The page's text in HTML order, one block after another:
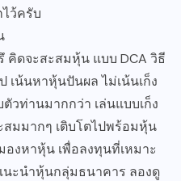
ว้ครับ
คิดจะสะสมหุ้น แบบ DCA วิธี
เน้นหาหุ้นปันผล ไม่เน้นเก็ง
วท่านมากกว่า เล่นแบบเก็ง
สมมากๆ เติบโตไปพร้อมหุ้น
งหาหุ้น เพื่อลงทุนที่เหมาะ
นะนำหุ้นกลุ่มธนาคาร ลองดู